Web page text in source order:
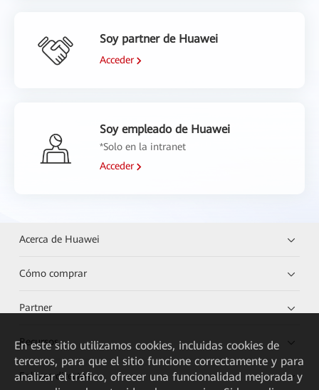
Soy partner de Huawei
Acceder
Soy empleado de Huawei
*Solo en la intranet
Acceder
Acerca de Huawei
Cómo comprar
Partner
Recursos
Enlaces directos
En este sitio utilizamos cookies, incluidas cookies de
terceros, para que el sitio funcione correctamente y para
analizar el tráfico, ofrecer una funcionalidad mejorada y